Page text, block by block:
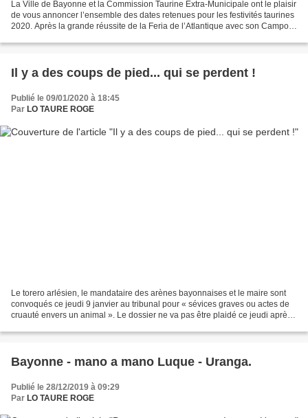
La Ville de Bayonne et la Commission Taurine Extra-Municipale ont le plaisir
de vous annoncer l’ensemble des dates retenues pour les festivités taurines
2020. Après la grande réussite de la Feria de l’Atlantique avec son Campo
Il y a des coups de pied... qui se perdent !
Publié le 09/01/2020 à 18:45
Par LO TAURE ROGE
Le torero arlésien, le mandataire des arènes bayonnaises et le maire sont
convoqués ce jeudi 9 janvier au tribunal pour « sévices graves ou actes de
cruauté envers un animal ». Le dossier ne va pas être plaidé ce jeudi après-
Bayonne - mano a mano Luque - Uranga.
Publié le 28/12/2019 à 09:29
Par LO TAURE ROGE